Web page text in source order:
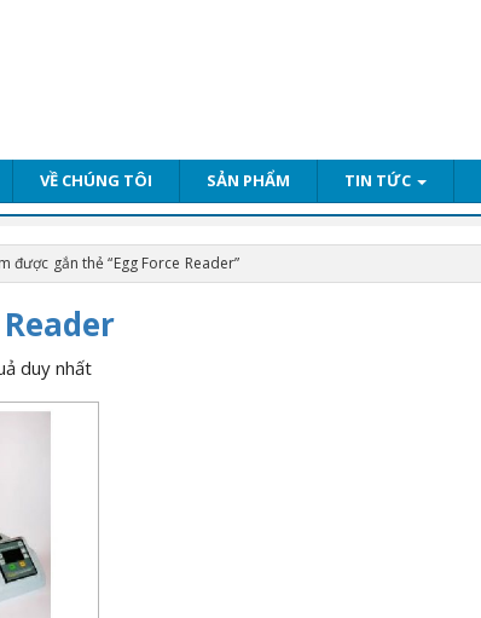
VỀ CHÚNG TÔI SẢN PHẨM TIN TỨC
được gắn thẻ “Egg Force Reader”
duy nhất